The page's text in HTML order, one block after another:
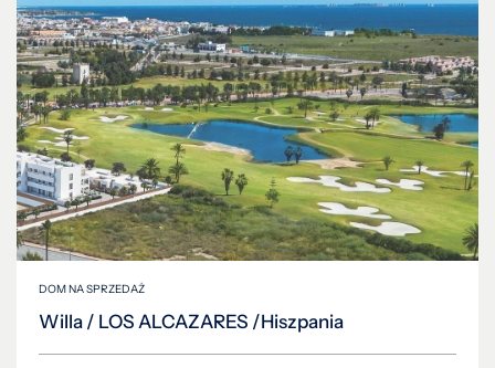
DOM NA SPRZEDAŻ
Willa / LOS ALCAZARES /Hiszpania